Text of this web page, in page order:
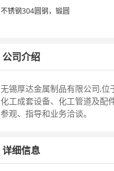
不锈钢304圆钢，锻圆
公司介绍
无锡厚达金属制品有限公司,位
化工成套设备、化工管道及配
参观、指导和业务洽谈。
详细信息